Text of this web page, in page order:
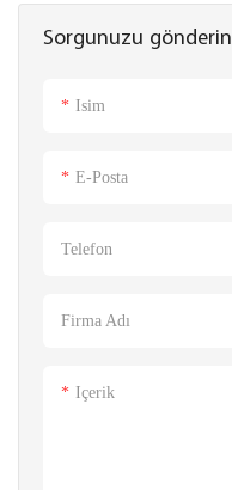
Sorgunuzu gönderin
Isim
E-Posta
Telefon
Firma Adı
Içerik